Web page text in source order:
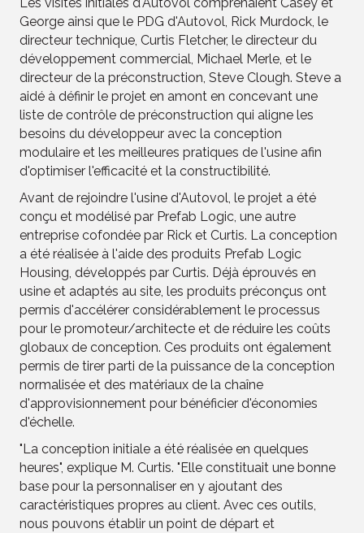
George ainsi que le PDG d'Autovol, Rick Murdock, le
directeur technique, Curtis Fletcher, le directeur du
développement commercial, Michael Merle, et le
directeur de la préconstruction, Steve Clough. Steve a
aidé à définir le projet en amont en concevant une
liste de contrôle de préconstruction qui aligne les
besoins du développeur avec la conception
modulaire et les meilleures pratiques de l'usine afin
d'optimiser l'efficacité et la constructibilité.
Avant de rejoindre l'usine d'Autovol, le projet a été
conçu et modélisé par Prefab Logic, une autre
entreprise cofondée par Rick et Curtis. La conception
a été réalisée à l'aide des produits Prefab Logic
Housing, développés par Curtis. Déjà éprouvés en
usine et adaptés au site, les produits préconçus ont
permis d'accélérer considérablement le processus
pour le promoteur/architecte et de réduire les coûts
globaux de conception. Ces produits ont également
permis de tirer parti de la puissance de la conception
normalisée et des matériaux de la chaîne
d'approvisionnement pour bénéficier d'économies
d'échelle.
"La conception initiale a été réalisée en quelques
heures", explique M. Curtis. "Elle constituait une bonne
base pour la personnaliser en y ajoutant des
caractéristiques propres au client. Avec ces outils,
nous pouvons établir un point de départ et